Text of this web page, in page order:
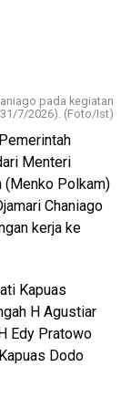
dipicu
Rah
kamar
ke lokasi dan
kembali dari
kembali
dengan
masuk
pada kegiatan
7/2026). (Foto/Ist)
Menteri
(Menko Polkam)
Chaniago
kerja ke
Kapuas
H Agustiar
Edy Pratowo
Dodo